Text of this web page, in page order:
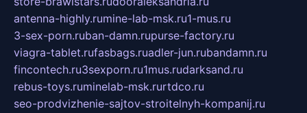
antenna-highly.rumine-lab-msk.ru1-mus.ru
3-sex-porn.ruban-damn.rupurse-factory.ru
viagra-tablet.rufasbags.ruadler-jun.rubandamn.ru
fincontech.ru3sexporn.ru1mus.rudarksand.ru
rebus-toys.ruminelab-msk.rurtdco.ru
seo-prodvizhenie-sajtov-stroitelnyh-kompanij.ru